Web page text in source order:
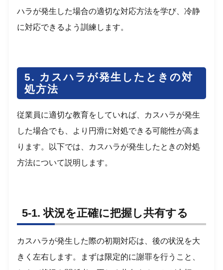
ハラが発生した場合の適切な対応方法を学び、冷静
に対応できるよう訓練します。
5. カスハラが発生したときの対
処方法
従業員に適切な教育をしていれば、カスハラが発生
した場合でも、より円滑に対処できる可能性が高ま
ります。以下では、カスハラが発生したときの対処
方法について説明します。
5-1. 状況を正確に把握し共有する
カスハラが発生した際の初期対応は、後の状況を大
きく左右します。まずは限定的に謝罪を行うこと、